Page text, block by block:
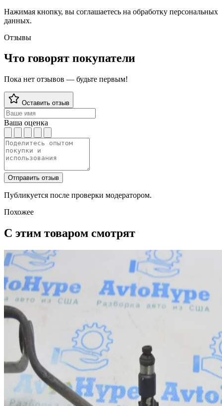
Нажимая кнопку, вы соглашаетесь на обработку персональных
данных.
Отзывы
Что говорят покупатели
Пока нет отзывов — будьте первым!
Оставить отзыв
Ваша оценка
Отправить отзыв
Публикуется после проверки модератором.
Похожее
С этим товаром смотрят